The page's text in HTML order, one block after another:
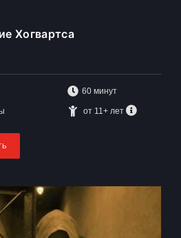
Хогвартса
60 минут
от 11+ лет